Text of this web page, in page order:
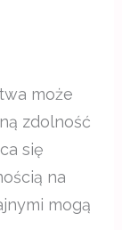
może
zdolność
się
na
mogą